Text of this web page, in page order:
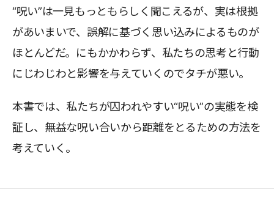
“呪い”は一見もっともらしく聞こえるが、実は根拠
があいまいで、誤解に基づく思い込みによるものが
ほとんどだ。にもかかわらず、私たちの思考と行動
にじわじわと影響を与えていくのでタチが悪い。
本書では、私たちが囚われやすい“呪い”の実態を検
証し、無益な呪い合いから距離をとるための方法を
考えていく。